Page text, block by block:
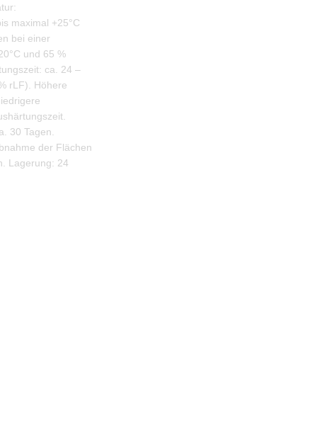
maximal +25°C
bei einer
und 65 %
ca. 24 –
rLF). Höhere
30 Tagen.
der Flächen
Lagerung: 24